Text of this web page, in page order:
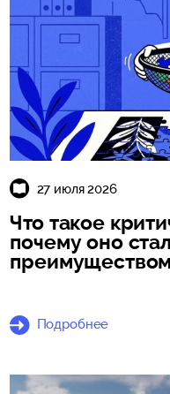
27 июля 2026
Что такое
почему оно
преимуществом
Подробнее